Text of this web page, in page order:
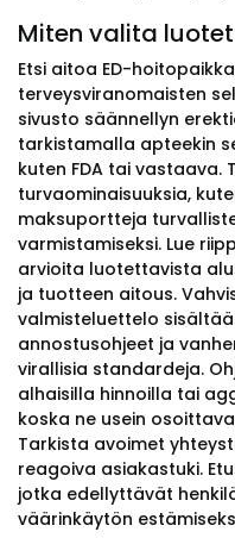
Miten valita
Etsi aitoa ED-
terveysviranomaisten
sivusto säännellyn
tarkistamalla apteekin
kuten FDA tai vastaava.
turvaominaisuuksia,
maksuportteja
varmistamiseksi. Lue
arvioita luotettavista
ja tuotteen aitous.
valmisteluettelo
annostusohjeet ja
virallisia standardeja.
alhaisilla hinnoilla tai
koska ne usein
Tarkista avoimet
reagoiva asiakastuki.
jotka edellyttävät
väärinkäytön